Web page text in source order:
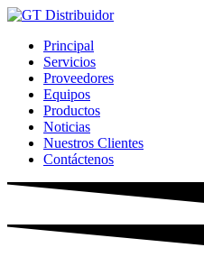
Ir
contenidoPrincipal
Servicios
Proveedores
Equipos
Productos
Noticias
Nuestros Clientes
Contáctenos